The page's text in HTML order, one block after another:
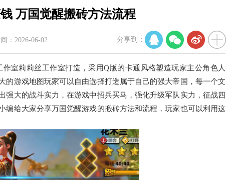
万国觉醒搬砖方法流程
：2026-06-02
室莉莉丝工作室打造，采用Q版的卡通风格塑造玩家主公角色人
游戏地图玩家可以自由选择打造属于自己的强大帝国，每一个文
大的战斗实力，在游戏中招兵买马，强化升级军队实力，征战四
编给大家分享万国觉醒游戏的搬砖方法和流程，玩家也可以利用这
分享到：